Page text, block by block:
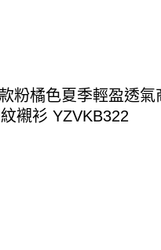
粉橘色夏季輕盈透氣
襯衫 YZVKB322